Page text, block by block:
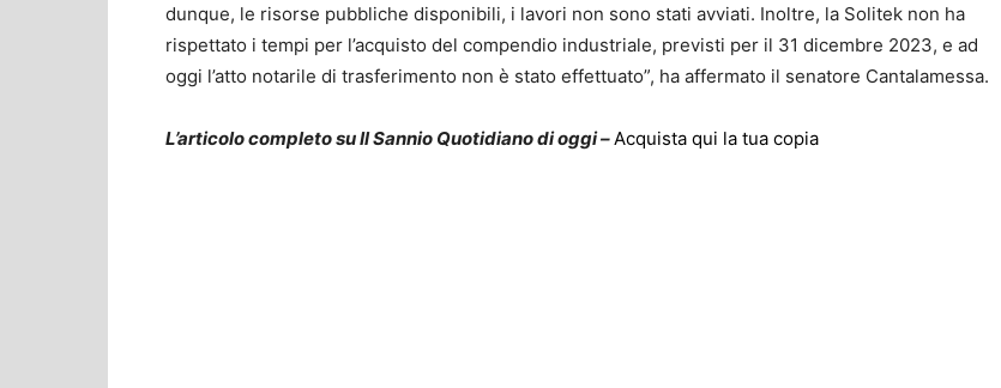
dunque, le risorse pubbliche disponibili, i lavori non sono stati avviati. Inoltre, la Solitek non ha
rispettato i tempi per l’acquisto del compendio industriale, previsti per il 31 dicembre 2023, e ad
oggi l’atto notarile di trasferimento non è stato effettuato”, ha affermato il senatore Cantalamessa.
L’articolo completo su Il Sannio Quotidiano di oggi –Acquista qui la tua copia